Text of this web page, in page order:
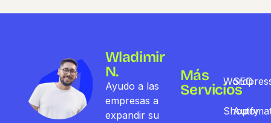
Wladimir
N.
Ayudo a las
empresas a
expandir su
Más
Servicios
Shopify
SEO